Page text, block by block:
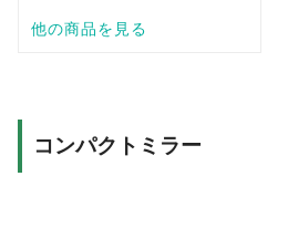
コンパクトミラー